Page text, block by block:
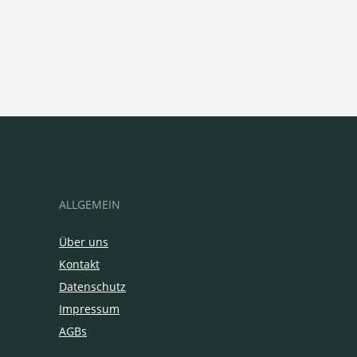
ALLGEMEIN
Über uns
Kontakt
Datenschutz
Impressum
AGBs